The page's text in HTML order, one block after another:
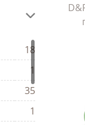
18
1
35
1